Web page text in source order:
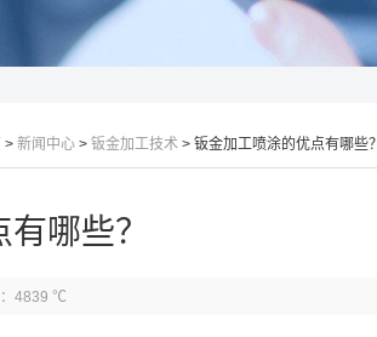
> 新闻中心 > 钣金加工技术 > 钣金加工喷涂的优点有哪些？
哪些？
4839 ℃